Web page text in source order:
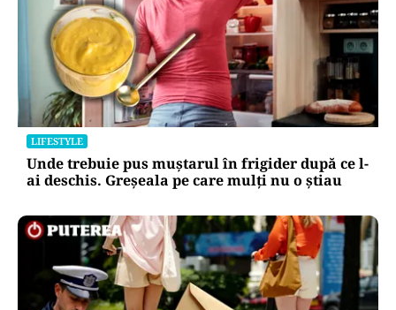
LIFESTYLE
Unde trebuie pus muștarul în frigider după ce l-
ai deschis. Greșeala pe care mulți nu o știau